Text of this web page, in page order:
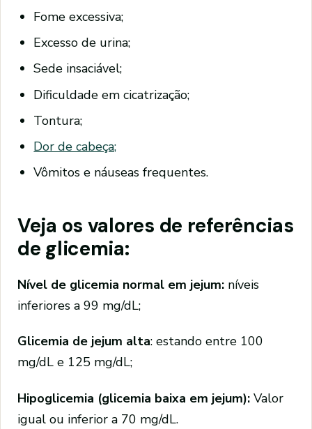
Fome excessiva;
Excesso de urina;
Sede insaciável;
Dificuldade em cicatrização;
Tontura;
Dor de cabeça;
Vômitos e náuseas frequentes.
Veja os valores de referências
de glicemia:
Nível de glicemia normal em jejum: níveis
inferiores a 99 mg/dL;
Glicemia de jejum alta: estando entre 100
mg/dL e 125 mg/dL;
Hipoglicemia (glicemia baixa em jejum): Valor
igual ou inferior a 70 mg/dL.